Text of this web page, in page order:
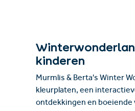
kinderen
Murmlis & Berta's Winter
kleurplaten, een
ontdekkingen en boeiende